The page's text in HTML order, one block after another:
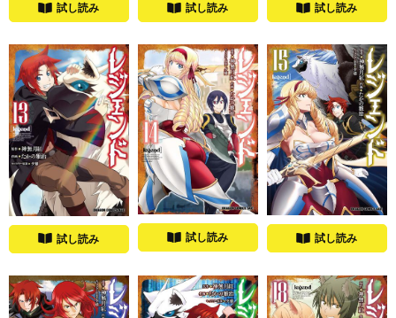
試し読み 試し読み 試し読み
試し読み 試し読み 試し読み